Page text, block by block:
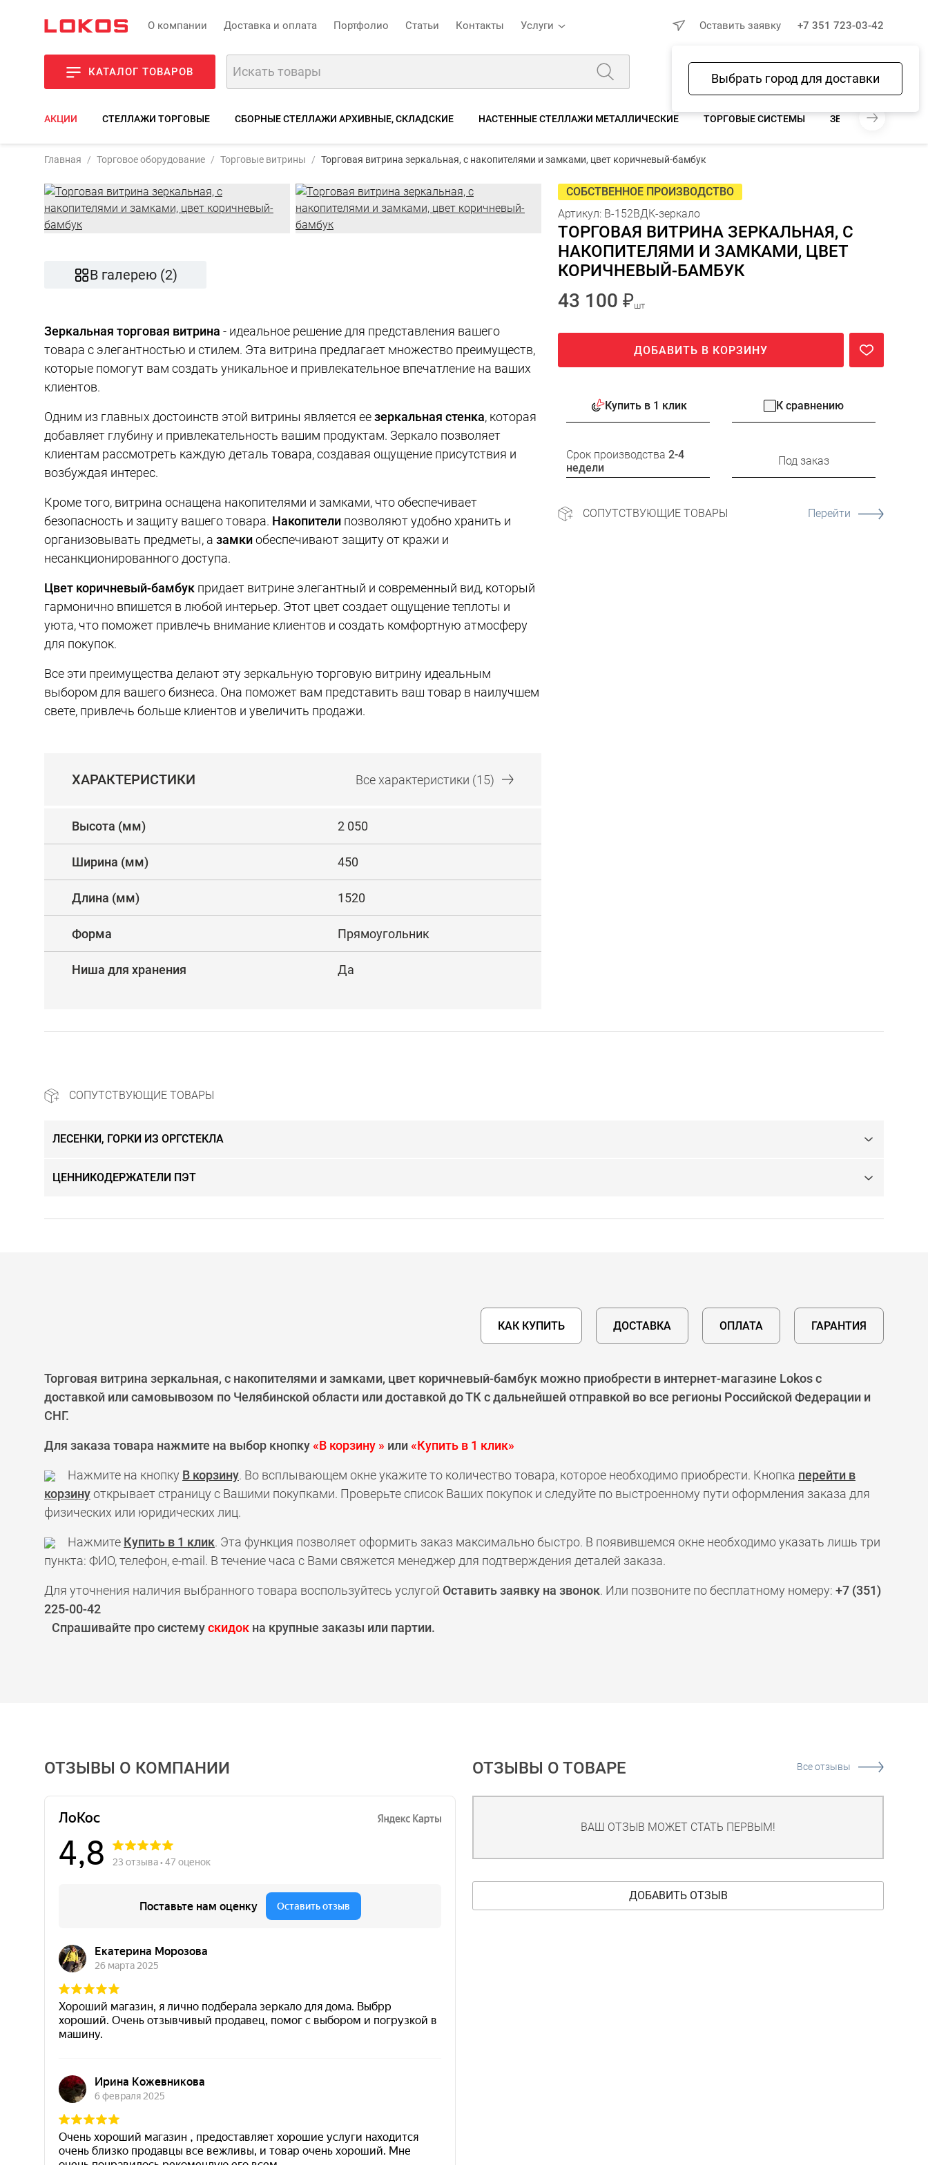
О компании Доставка и оплата Портфолио Статьи Контакты Услуги
Выбрать город для доставки
Оставить заявку +7 351 723-03-42
КАТАЛОГ ТОВАРОВ
Избранное Сравнение Корзина
АКЦИИ СТЕЛЛАЖИ ТОРГОВЫЕ СБОРНЫЕ СТЕЛЛАЖИ АРХИВНЫЕ, СКЛАДСКИЕ НАСТЕННЫЕ СТЕЛЛАЖИ МЕТАЛЛИЧЕСКИЕ ТОРГОВЫЕ СИСТЕМЫ ЗЕРКАЛА ДЛЯ
Артикул:В-152ВДК-зеркало
Торговая витрина зеркальная, с накопителями и замками, цвет коричневый-бамбук 43 100 ₽
Главная Торговое оборудование Торговые витрины Торговая витрина зеркальная, с накопителями и замками, цвет коричневый-бамбук
В галерею (2)
Зеркальная торговая витрина - идеальное решение для представления вашего
товара с элегантностью и стилем. Эта витрина предлагает множество преимуществ,
которые помогут вам создать уникальное и привлекательное впечатление на ваших
клиентов.
Одним из главных достоинств этой витрины является еезеркальная стенка, которая
добавляет глубину и привлекательность вашим продуктам. Зеркало позволяет
клиентам рассмотреть каждую деталь товара, создавая ощущение присутствия и
возбуждая интерес.
Кроме того, витрина оснащена накопителями и замками, что обеспечивает
безопасность и защиту вашего товара. Накопители позволяют удобно хранить и
организовывать предметы, а замкиобеспечивают защиту от кражи и
несанкционированного доступа.
Цвет коричневый-бамбук придает витрине элегантный и современный вид, который
гармонично впишется в любой интерьер. Этот цвет создает ощущение теплоты и
уюта, что поможет привлечь внимание клиентов и создать комфортную атмосферу
для покупок.
Все эти преимущества делают эту зеркальную торговую витрину идеальным
выбором для вашего бизнеса. Она поможет вам представить ваш товар в наилучшем
свете, привлечь больше клиентов и увеличить продажи.
ХАРАКТЕРИСТИКИ Всехарактеристики (15)
Высота (мм) 2 050
Ширина (мм) 450
Длина (мм) 1520
Форма Прямоугольник
Ниша для хранения Да
СОБСТВЕННОЕ ПРОИЗВОДСТВО
Артикул: В-152ВДК-зеркало
ТОРГОВАЯ ВИТРИНА ЗЕРКАЛЬНАЯ, С
НАКОПИТЕЛЯМИ И ЗАМКАМИ, ЦВЕТ
КОРИЧНЕВЫЙ-БАМБУК
43 100 ₽шт
ДОБАВИТЬ В КОРЗИНУ
Купить в 1 клик К сравнению
Срок производства 2-4
недели
Под заказ
СОПУТСТВУЮЩИЕ ТОВАРЫ Перейти
СОПУТСТВУЮЩИЕ ТОВАРЫ
ЛЕСЕНКИ, ГОРКИ ИЗ ОРГСТЕКЛА
ЦЕННИКОДЕРЖАТЕЛИ ПЭТ
КАК КУПИТЬ ДОСТАВКА ОПЛАТА ГАРАНТИЯ
Торговая витрина зеркальная, с накопителями и замками, цвет коричневый-бамбук можно приобрести в интернет-магазине Lokos с
доставкой или самовывозом по Челябинской области или доставкой до ТК с дальнейшей отправкой во все регионы Российской Федерации и
СНГ.
Для заказа товара нажмите на выбор кнопку«В корзину » или«Купить в 1 клик»
Нажмите на кнопку В корзину. Во всплывающем окне укажите то количество товара, которое необходимо приобрести. Кнопка перейти в
корзинуоткрывает страницу с Вашими покупками. Проверьте список Ваших покупок и следуйте по выстроенному пути оформления заказа для
физических или юридических лиц.
Нажмите Купить в 1 клик. Эта функция позволяет оформить заказ максимально быстро. В появившемся окне необходимо указать лишь три
пункта: ФИО, телефон, e-mail. В течение часа с Вами свяжется менеджер для подтверждения деталей заказа.
Для уточнения наличия выбранного товара воспользуйтесь услугой Оставить заявку на звонок. Или позвоните по бесплатному номеру: +7 (351)
225-00-42
Спрашивайте про системускидок на крупные заказы или партии.
ОТЗЫВЫ О КОМПАНИИ ОТЗЫВЫ О ТОВАРЕ Все отзывы
ВАШ ОТЗЫВ МОЖЕТ СТАТЬ ПЕРВЫМ!
ДОБАВИТЬ ОТЗЫВ